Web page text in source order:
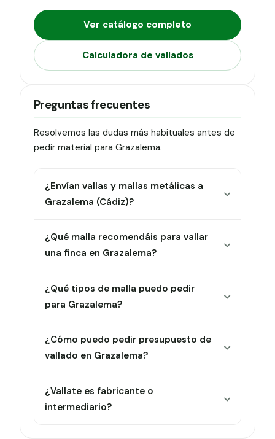
Ver catálogo completo
Calculadora de vallados
Preguntas frecuentes
Resolvemos las dudas más habituales antes de
pedir material para Grazalema.
¿Envían vallas y mallas metálicas a
Grazalema (Cádiz)?
¿Qué malla recomendáis para vallar
una finca en Grazalema?
¿Qué tipos de malla puedo pedir
para Grazalema?
¿Cómo puedo pedir presupuesto de
vallado en Grazalema?
¿Vallate es fabricante o
intermediario?